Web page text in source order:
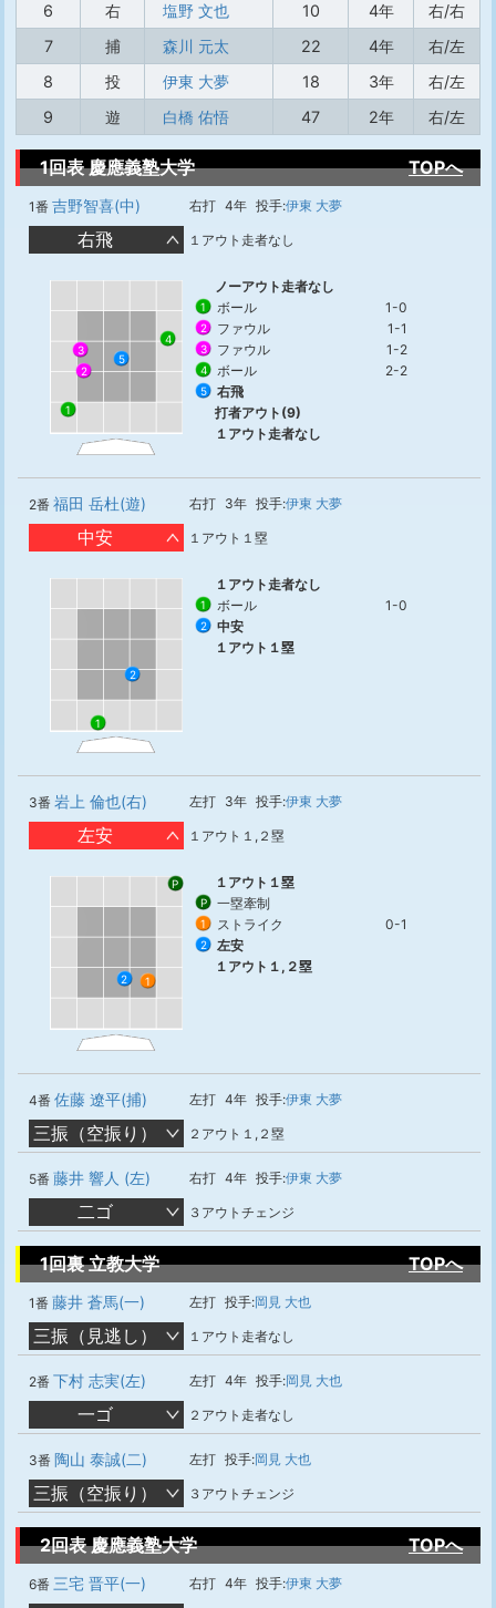
6
右 塩野 文也 10 4年
右/右
7
捕 森川 元太 22 4年
右/左
8
投 伊東 大夢 18 3年
右/左
9
遊 白橋 佑悟 47 2年 右/左
1回表 慶應義塾大学 TOPへ
1番 吉野智喜(中) 右打 4年 投手:伊東 大夢
右飛 １アウト走者なし
1
2
3
4
5
ノーアウト走者なし
1 ボール 1-0
2 ファウル 1-1
3 ファウル 1-2
4 ボール 2-2
5
右飛
打者アウト(9)
１アウト走者なし
2番 福田 岳杜(遊) 右打 3年 投手:伊東 大夢
中安 １アウト１塁
1
2
１アウト走者なし
1 ボール 1-0
2
中安
１アウト１塁
3番 岩上 倫也(右) 左打 3年 投手:伊東 大夢
左安 １アウト１,２塁
P
1
2
１アウト１塁
P 一塁牽制
1 ストライク 0-1
2
左安
１アウト１,２塁
4番 佐藤 遼平(捕) 左打 4年 投手:伊東 大夢
三振（空振り） ２アウト１,２塁
5番 藤井 響人 (左) 右打 4年 投手:伊東 大夢
二ゴ ３アウトチェンジ
1回裏 立教大学 TOPへ
1番 藤井 蒼馬(一) 左打 投手:岡見 大也
三振（見逃し） １アウト走者なし
2番 下村 志実(左) 左打 4年 投手:岡見 大也
一ゴ ２アウト走者なし
3番 陶山 泰誠(二) 左打 投手:岡見 大也
三振（空振り） ３アウトチェンジ
2回表 慶應義塾大学 TOPへ
6番 三宅 晋平(一) 右打 4年 投手:伊東 大夢